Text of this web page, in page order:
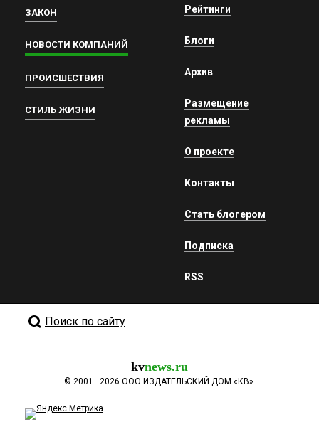
ЗАКОН
НОВОСТИ КОМПАНИЙ
ПРОИСШЕСТВИЯ
СТИЛЬ ЖИЗНИ
Рейтинги
Блоги
Архив
Размещение
рекламы
О проекте
Контакты
Стать блогером
Подписка
RSS
Поиск по сайту
kvnews.ru
© 2001—2026 ООО ИЗДАТЕЛЬСКИЙ ДОМ «КВ».